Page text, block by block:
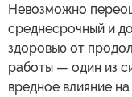
Невозможно
среднесрочный и
здоровью от
работы — один из
вредное влияние